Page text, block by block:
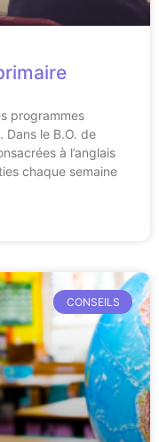
programmes
Dans le B.O. de
à l’anglais
chaque semaine
CONSEILS